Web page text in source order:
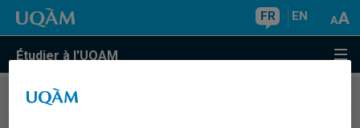
FR EN
Étudier à l'UQAM
COURS//